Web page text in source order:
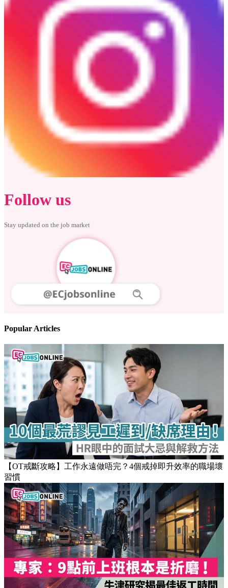
Follow us
Stay updated on the job market
Popular Articles
【OT戒斷攻略】工作永遠做唔完？4個戒掉即升效率的職場壞
習慣